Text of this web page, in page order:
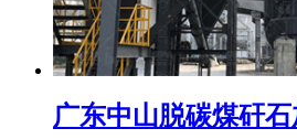
广东中山脱碳煤矸